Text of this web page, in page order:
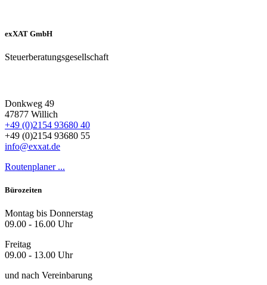
exXAT GmbH
Steuerberatungsgesellschaft
Donkweg 49
47877 Willich
+49 (0)2154 93680 40
+49 (0)2154 93680 55
info@exxat.de
Routenplaner ...
Bürozeiten
Montag bis Donnerstag
09.00 - 16.00 Uhr
Freitag
09.00 - 13.00 Uhr
und nach Vereinbarung